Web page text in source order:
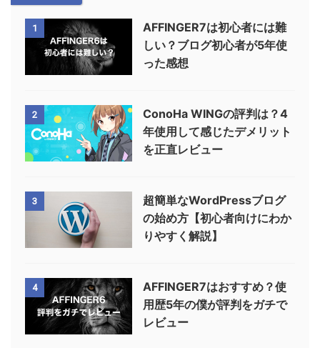
1
AFFINGER7は初心者には難
しい？ブログ初心者が5年使
った感想
2
ConoHa WINGの評判は？4
年使用して感じたデメリット
を正直レビュー
3
超簡単なWordPressブログ
の始め方【初心者向けにわか
りやすく解説】
4
AFFINGER7はおすすめ？使
用歴5年の僕が評判をガチで
レビュー